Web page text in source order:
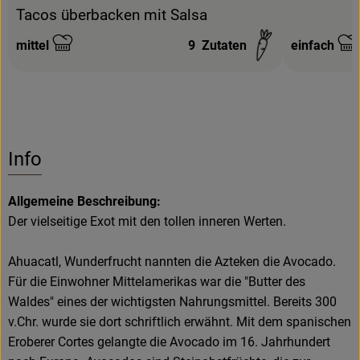
Tacos überbacken mit Salsa
Schwierigkeit:
mittel 9 Zutaten einfach
Info
Allgemeine Beschreibung:
Der vielseitige Exot mit den tollen inneren Werten.
Ahuacatl, Wunderfrucht nannten die Azteken die Avocado.
Für die Einwohner Mittelamerikas war die "Butter des
Waldes" eines der wichtigsten Nahrungsmittel. Bereits 300
v.Chr. wurde sie dort schriftlich erwähnt. Mit dem spanischen
Eroberer Cortes gelangte die Avocado im 16. Jahrhundert